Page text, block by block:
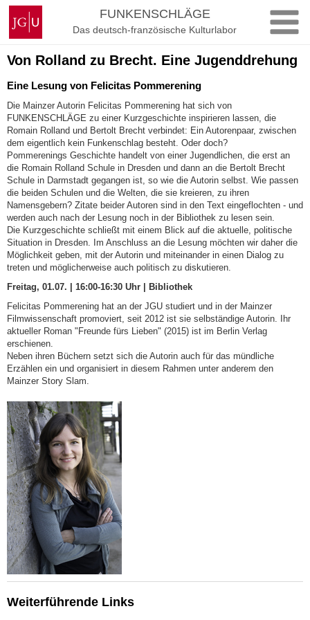
Zum
Inhalt
springen
Johannes
Gutenberg-
Universität
Mainz
FUNKENSCHLÄGE
Das deutsch-französische Kulturlabor
Von Rolland zu Brecht. Eine Jugenddrehung
Eine Lesung von Felicitas Pommerening
Die Mainzer Autorin Felicitas Pommerening hat sich von
FUNKENSCHLÄGE zu einer Kurzgeschichte inspirieren lassen, die
Romain Rolland und Bertolt Brecht verbindet: Ein Autorenpaar, zwischen
dem eigentlich kein Funkenschlag besteht. Oder doch?
Pommerenings Geschichte handelt von einer Jugendlichen, die erst an
die Romain Rolland Schule in Dresden und dann an die Bertolt Brecht
Schule in Darmstadt gegangen ist, so wie die Autorin selbst. Wie passen
die beiden Schulen und die Welten, die sie kreieren, zu ihren
Namensgebern? Zitate beider Autoren sind in den Text eingeflochten - und
werden auch nach der Lesung noch in der Bibliothek zu lesen sein.
Die Kurzgeschichte schließt mit einem Blick auf die aktuelle, politische
Situation in Dresden. Im Anschluss an die Lesung möchten wir daher die
Möglichkeit geben, mit der Autorin und miteinander in einen Dialog zu
treten und möglicherweise auch politisch zu diskutieren.
Freitag, 01.07. | 16:00-16:30 Uhr | Bibliothek
Felicitas Pommerening hat an der JGU studiert und in der Mainzer
Filmwissenschaft promoviert, seit 2012 ist sie selbständige Autorin. Ihr
aktueller Roman "Freunde fürs Lieben" (2015) ist im Berlin Verlag
erschienen.
Neben ihren Büchern setzt sich die Autorin auch für das mündliche
Erzählen ein und organisiert in diesem Rahmen unter anderem den
Mainzer Story Slam.
Weiterführende Links